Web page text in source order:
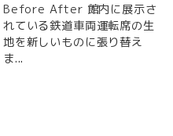
Before After 館内に展示さ
れている鉄道車両運転席の生
地を新しいものに張り替え
ま...